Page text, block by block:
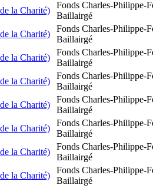
la Charité)
Fonds Charles-Philippe-
Baillairgé
la Charité)
Fonds Charles-Philippe-
Baillairgé
la Charité)
Fonds Charles-Philippe-
Baillairgé
la Charité)
Fonds Charles-Philippe-
Baillairgé
la Charité)
Fonds Charles-Philippe-
Baillairgé
la Charité)
Fonds Charles-Philippe-
Baillairgé
la Charité)
Fonds Charles-Philippe-
Baillairgé
la Charité)
Fonds Charles-Philippe-
Baillairgé